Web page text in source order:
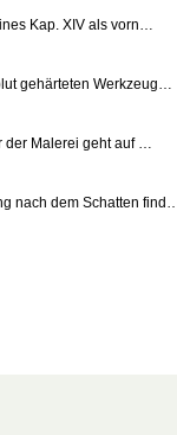
Kap. XIV als vorn…
gehärteten Werkzeug…
der Malerei geht auf …
nach dem Schatten